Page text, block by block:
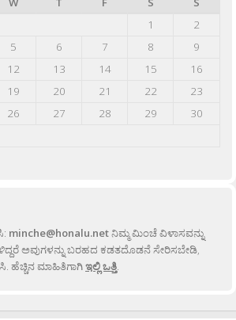
1
2
5 6 7 8
9
12 13 14 15
16
19 20 21 22
23
26 27 28 29
30
minche@honalu.netನಿಮ್ಮ ಮಿಂಚೆ ವಿಳಾಸವನ್ನು
ಅವುಗಳನ್ನು ಬರಹದ ಕಡತದೊಡನೆ ಸೇರಿಸಬೇಡಿ,
ಹೆಚ್ಚಿನ ಮಾಹಿತಿಗಾಗಿಇಲ್ಲಿ ಒತ್ತಿ.